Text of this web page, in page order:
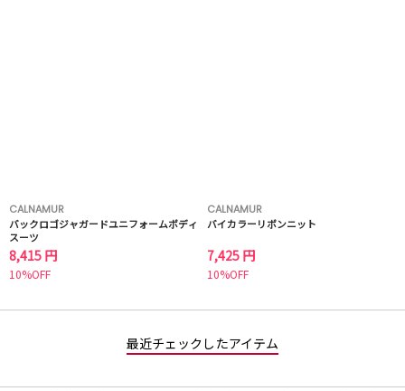
CALNAMUR
バックロゴジャガードユニフォームボディ
スーツ
8,415 円
10%OFF
CALNAMUR
バイカラーリボンニット
7,425 円
10%OFF
最近チェックしたアイテム